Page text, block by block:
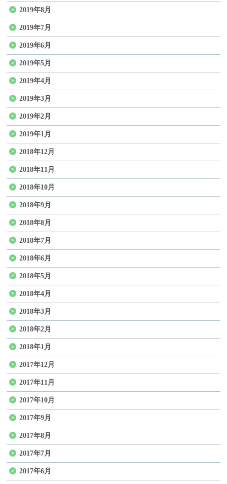
2019年8月
2019年7月
2019年6月
2019年5月
2019年4月
2019年3月
2019年2月
2019年1月
2018年12月
2018年11月
2018年10月
2018年9月
2018年8月
2018年7月
2018年6月
2018年5月
2018年4月
2018年3月
2018年2月
2018年1月
2017年12月
2017年11月
2017年10月
2017年9月
2017年8月
2017年7月
2017年6月